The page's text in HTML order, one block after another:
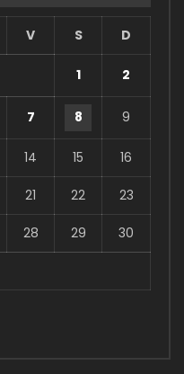
V S D
1 2
7 8 9
14 15 16
21 22 23
28 29 30